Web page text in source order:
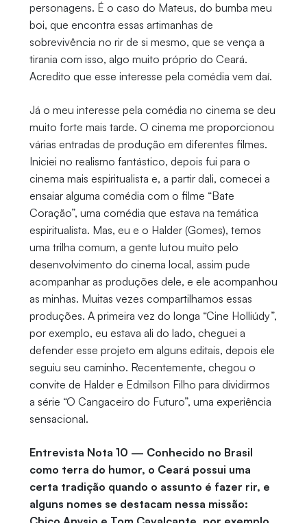
personagens. É o caso do Mateus, do bumba meu
boi, que encontra essas artimanhas de
sobrevivência no rir de si mesmo, que se vença a
tirania com isso, algo muito próprio do Ceará.
Acredito que esse interesse pela comédia vem daí.
Já o meu interesse pela comédia no cinema se deu
muito forte mais tarde. O cinema me proporcionou
várias entradas de produção em diferentes filmes.
Iniciei no realismo fantástico, depois fui para o
cinema mais espiritualista e, a partir dali, comecei a
ensaiar alguma comédia com o filme “Bate
Coração”, uma comédia que estava na temática
espiritualista. Mas, eu e o Halder (Gomes), temos
uma trilha comum, a gente lutou muito pelo
desenvolvimento do cinema local, assim pude
acompanhar as produções dele, e ele acompanhou
as minhas. Muitas vezes compartilhamos essas
produções. A primeira vez do longa “Cine Holliúdy”,
por exemplo, eu estava ali do lado, cheguei a
defender esse projeto em alguns editais, depois ele
seguiu seu caminho. Recentemente, chegou o
convite de Halder e Edmilson Filho para dividirmos
a série “O Cangaceiro do Futuro”, uma experiência
sensacional.
Entrevista Nota 10 — Conhecido no Brasil
como terra do humor, o Ceará possui uma
certa tradição quando o assunto é fazer rir, e
alguns nomes se destacam nessa missão: